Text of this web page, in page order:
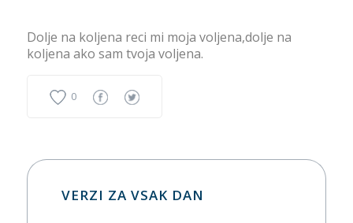
Dolje na koljena reci mi moja voljena,dolje na
koljena ako sam tvoja voljena.
0
VERZI ZA VSAK DAN